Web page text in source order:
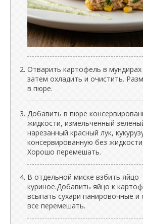
Отварить картофель в
затем охладить и очистить.
в пюре.
Добавить в пюре
жидкости, измельченный
нарезанный красный лук,
консервированную без
Хорошо перемешать.
В отдельной миске взбить яйцо
куриное.Добавить яйцо к
всыпать сухари панировочные
все перемешать.